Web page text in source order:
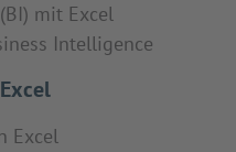
mit Excel
Intelligence
Excel